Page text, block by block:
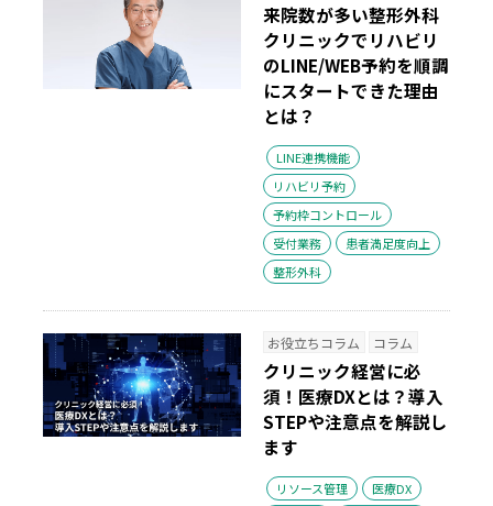
来院数が多い整形外科
クリニックでリハビリ
のLINE/WEB予約を順調
にスタートできた理由
とは？
LINE連携機能
リハビリ予約
予約枠コントロール
受付業務
患者満足度向上
整形外科
お役立ちコラム コラム
クリニック経営に必
須！医療DXとは？導入
STEPや注意点を解説し
ます
リソース管理
医療DX